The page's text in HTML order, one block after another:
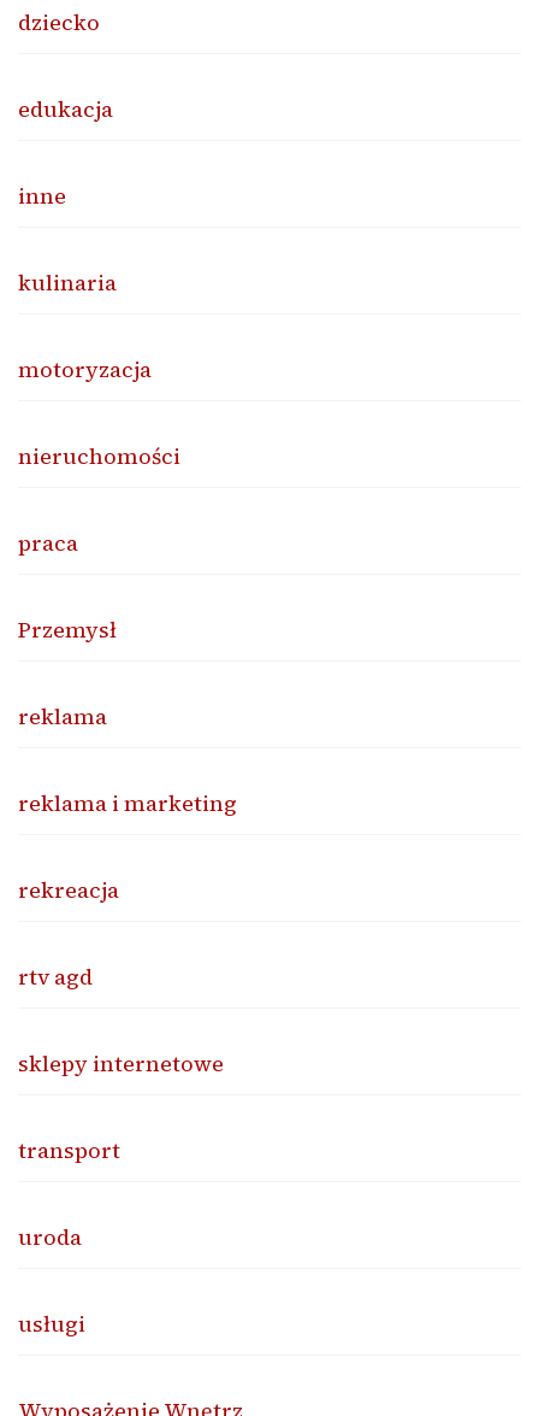
dziecko
edukacja
inne
kulinaria
motoryzacja
nieruchomości
praca
Przemysł
reklama
reklama i marketing
rekreacja
rtv agd
sklepy internetowe
transport
uroda
usługi